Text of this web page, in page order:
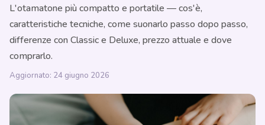
L'otamatone più compatto e portatile — cos'è,
caratteristiche tecniche, come suonarlo passo dopo passo,
differenze con Classic e Deluxe, prezzo attuale e dove
comprarlo.
Aggiornato: 24 giugno 2026